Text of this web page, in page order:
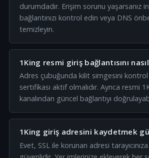
durumdadır. Erişim sorunu yaşarsanız
bağlantınızı kontrol edin veya DNS
temizleyin.
1King resmi giriş bağlantısını
Adres çubuğunda kilit simgesini kontrol
sertifikası aktif olmalıdır. Ayrıca resmi
kanalından güncel bağlantıyı
1King giriş adresini kaydetmek
Evet, SSL ile korunan adresi